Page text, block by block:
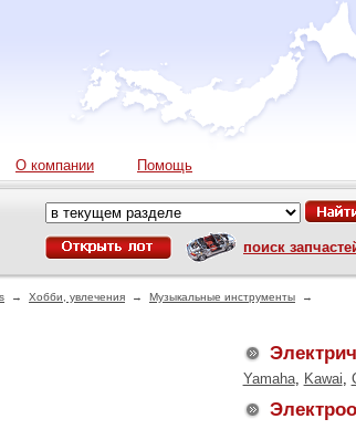
О компании Помощь
поиск
→ Хобби, увлечения → Музыкальные инструменты →
Yamaha, Kawai,